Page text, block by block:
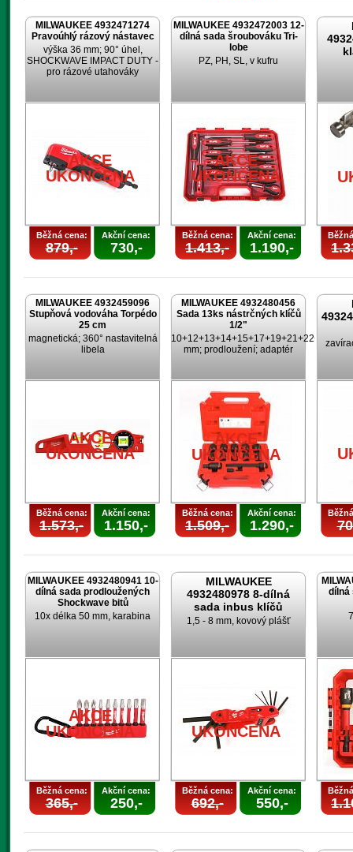
MILWAUKEE 4932471274
Pravoúhlý rázový nástavec
výška 36 mm; 90° úhel,
SHOCKWAVE IMPACT DUTY -
pro rázové utahováky
AKCE
UKONČENA
Běžná cena:
879,-
Akční cena:
730,-
MILWAUKEE 4932472003 12-
dílná sada šroubováku Tri-
lobe
PZ, PH, SL, v kufru
AKCE
UKONČENA
Běžná cena:
1.413,-
Akční cena:
1.190,-
MILWAUKEE 4932459096
Stupňová vodováha Torpédo
25 cm
magnetická; 360° nastavitelná
libela
AKCE
UKONČENA
Běžná cena:
1.573,-
Akční cena:
1.150,-
MILWAUKEE 4932480456
Sada 13ks nástrčných klíčů
1/2"
10+12+13+14+15+17+19+21+22+24
mm; prodloužení; adaptér
AKCE
UKONČENA
Běžná cena:
1.509,-
Akční cena:
1.290,-
MILWAUKEE 4932480941 10-
dílná sada prodloužených
Shockwave bitů
10x délka 50 mm, karabina
AKCE
UKONČENA
Běžná cena:
365,-
Akční cena:
250,-
MILWAUKEE
4932480978 8-dílná
sada inbus klíčů
1,5 - 8 mm, kovový plášť
AKCE
UKONČENA
Běžná cena:
692,-
Akční cena:
550,-
dílná